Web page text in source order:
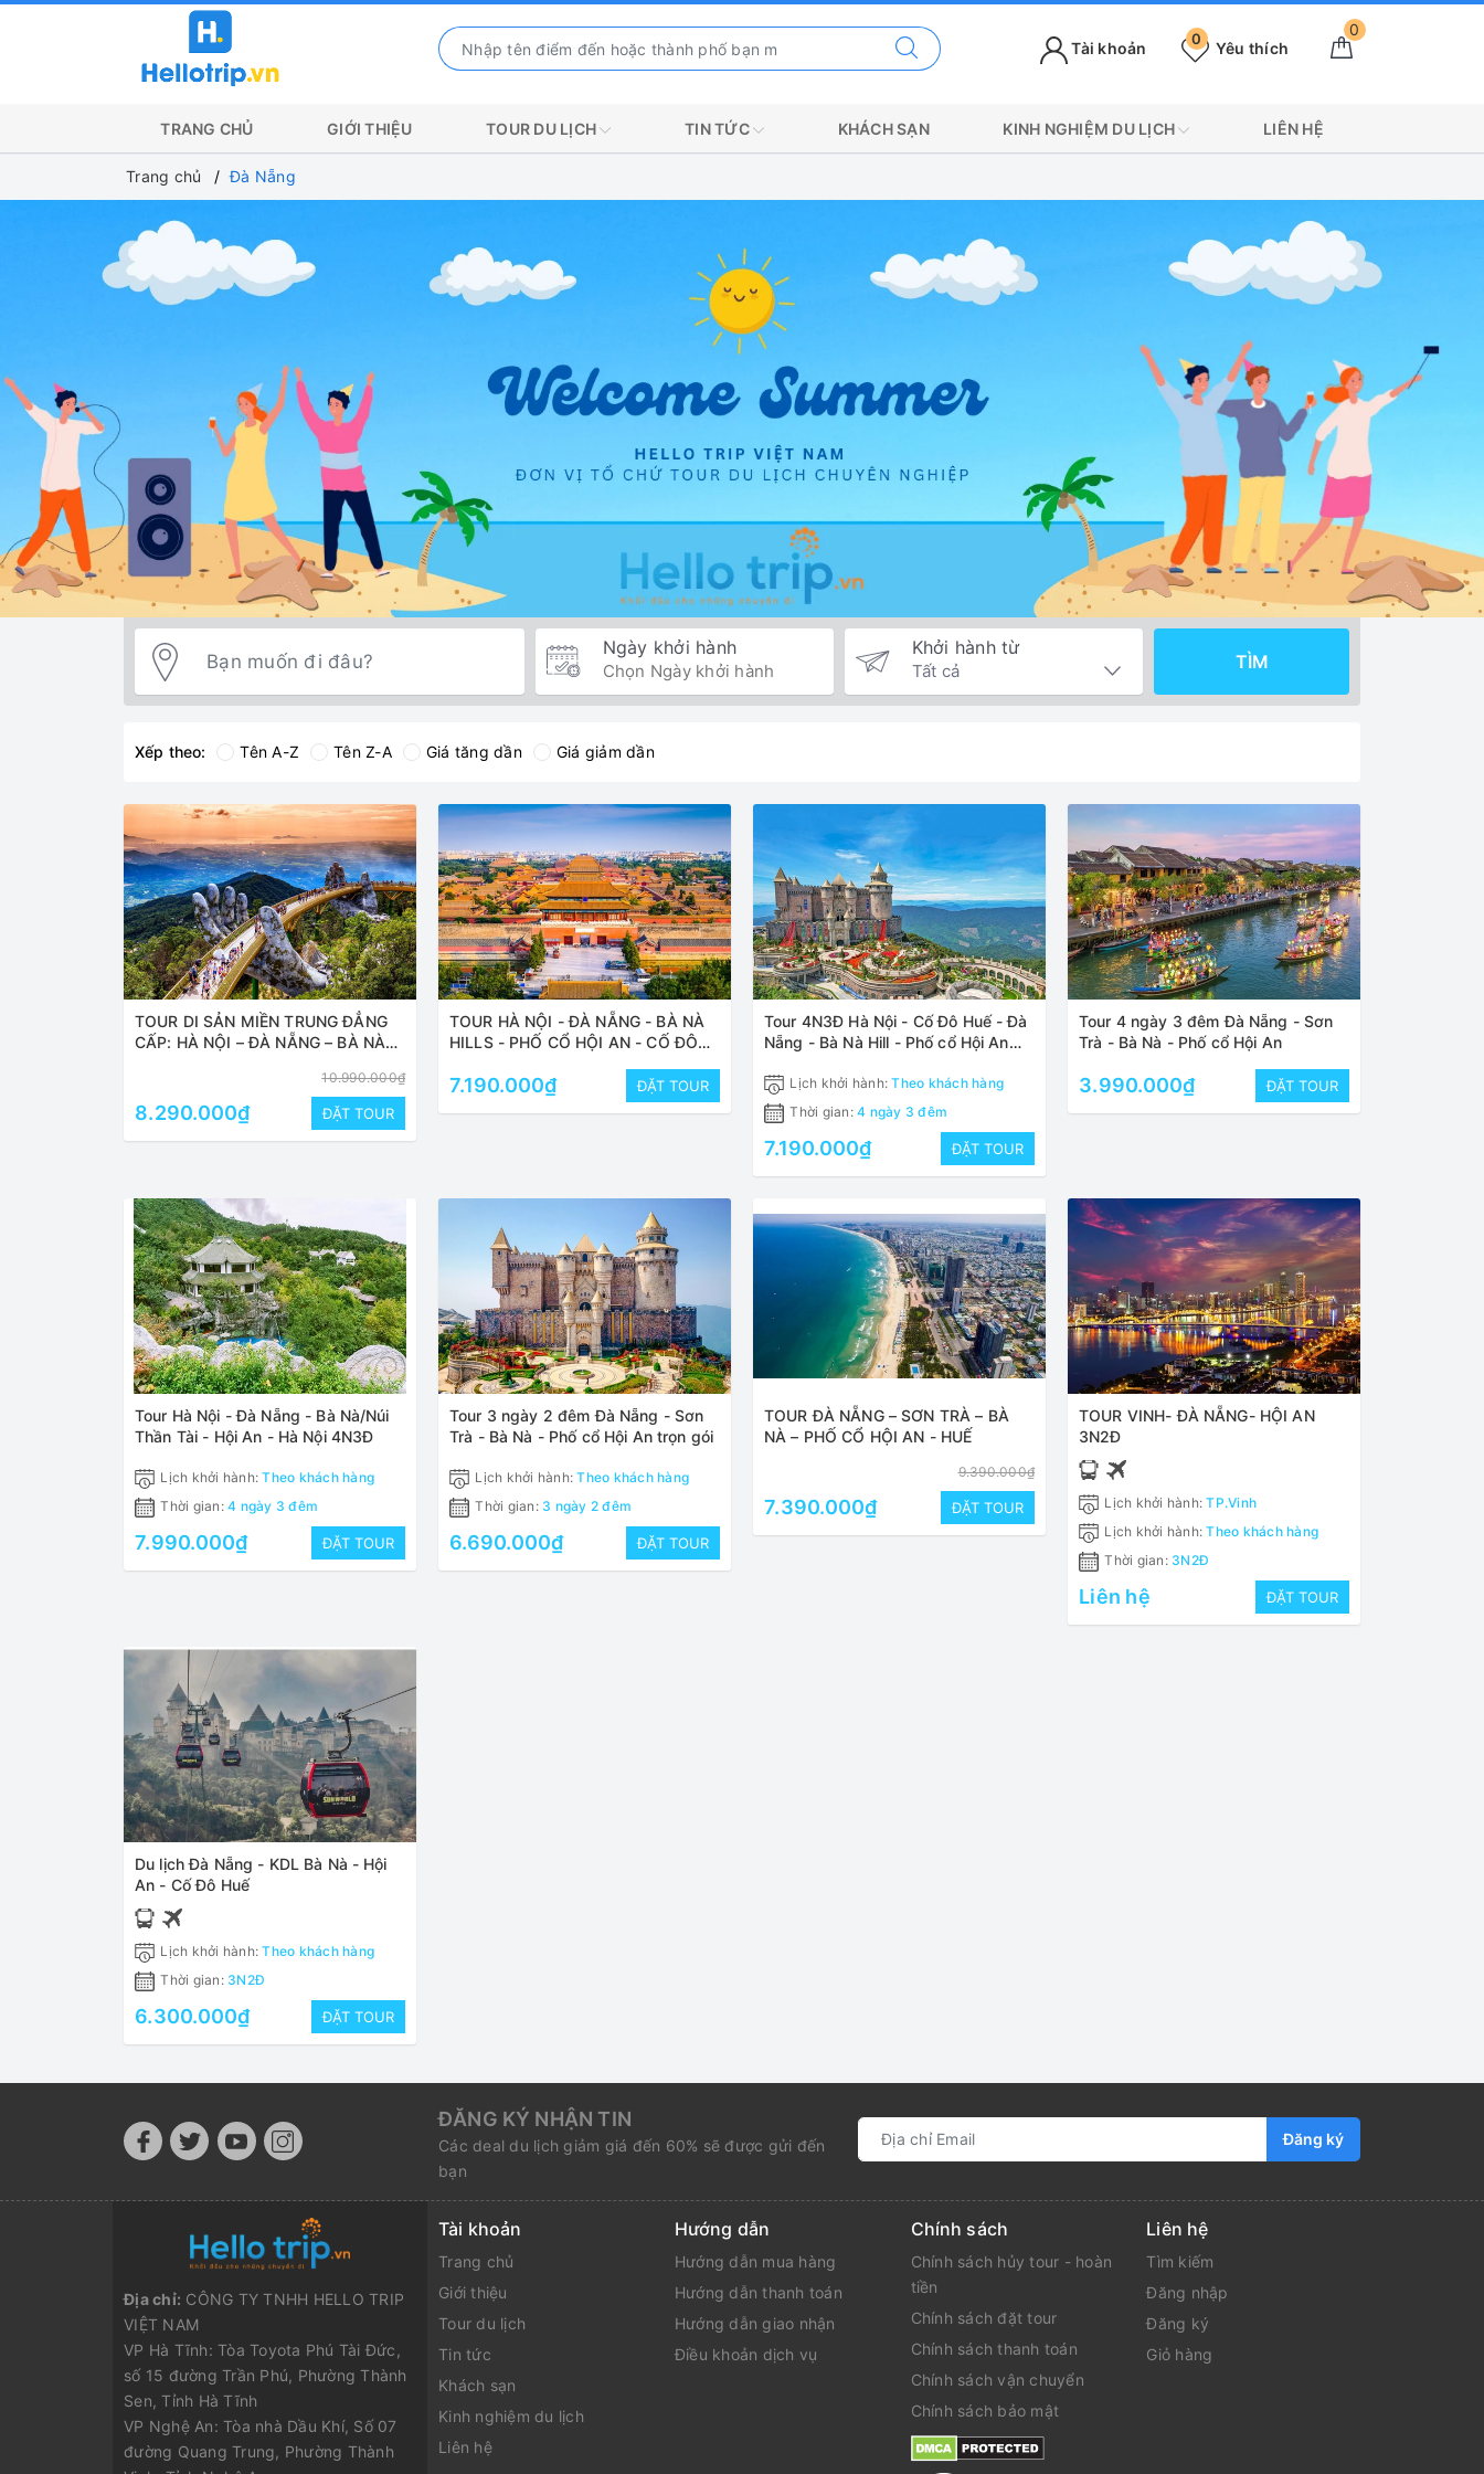
0
Yêu thích
0
Tài khoản
TRANG CHỦ GIỚI THIỆU TOUR DU LỊCH TIN TỨC KHÁCH SẠN KINH NGHIỆM DU LỊCH LIÊN HỆ
Trang chủ Đà Nẵng
Ngày khởi hành Khởi hành từ
TÌM
Xếp theo: Tên A-Z Tên Z-A Giá tăng dần Giá giảm dần
TOUR DI SẢN MIỀN TRUNG ĐẲNG
CẤP: HÀ NỘI – ĐÀ NẴNG – BÀ NÀ
10.990.000₫
8.290.000₫ ĐẶT TOUR
TOUR HÀ NỘI - ĐÀ NẴNG - BÀ NÀ
HILLS - PHỐ CỔ HỘI AN - CỐ ĐÔ
7.190.000₫ ĐẶT TOUR
Tour 4N3Đ Hà Nội - Cố Đô Huế - Đà
Nẵng - Bà Nà Hill - Phố cổ Hội An
Lịch khởi hành:Theo khách hàng
Thời gian: 4 ngày 3 đêm
7.190.000₫ ĐẶT TOUR
Tour 4 ngày 3 đêm Đà Nẵng - Sơn
Trà - Bà Nà - Phố cổ Hội An
3.990.000₫ ĐẶT TOUR
Tour Hà Nội - Đà Nẵng - Bà Nà/Núi
Thần Tài - Hội An - Hà Nội 4N3Đ
Lịch khởi hành:Theo khách hàng
Thời gian: 4 ngày 3 đêm
7.990.000₫ ĐẶT TOUR
Tour 3 ngày 2 đêm Đà Nẵng - Sơn
Trà - Bà Nà - Phố cổ Hội An trọn gói
Lịch khởi hành:Theo khách hàng
Thời gian: 3 ngày 2 đêm
6.690.000₫ ĐẶT TOUR
TOUR ĐÀ NẴNG – SƠN TRÀ – BÀ
NÀ – PHỐ CỔ HỘI AN - HUẾ
9.390.000₫
7.390.000₫ ĐẶT TOUR
TOUR VINH- ĐÀ NẴNG- HỘI AN
3N2Đ
Lịch khởi hành:TP.Vinh
Lịch khởi hành:Theo khách hàng
Thời gian: 3N2Đ
Liên hệ ĐẶT TOUR
Du lịch Đà Nẵng - KDL Bà Nà - Hội
An - Cố Đô Huế
Lịch khởi hành:Theo khách hàng
Thời gian: 3N2Đ
6.300.000₫ ĐẶT TOUR
ĐĂNG KÝ NHẬN TIN
Các deal du lịch giảm giá đến 60% sẽ được gửi đến
bạn
Đăng ký
Địa chỉ: CÔNG TY TNHH HELLO TRIP
VIỆT NAM
VP Hà Tĩnh: Tòa Toyota Phú Tài Đức,
số 15 đường Trần Phú, Phường Thành
Sen, Tỉnh Hà Tĩnh
VP Nghệ An: Tòa nhà Dầu Khí, Số 07
đường Quang Trung, Phường Thành
Tài khoản
Trang chủ
Giới thiệu
Tour du lịch
Tin tức
Khách sạn
Kinh nghiệm du lịch
Liên hệ
Hướng dẫn
Hướng dẫn mua hàng
Hướng dẫn thanh toán
Hướng dẫn giao nhận
Điều khoản dịch vụ
Chính sách
Chính sách hủy tour - hoàn
tiền
Chính sách đặt tour
Chính sách thanh toán
Chính sách vận chuyển
Chính sách bảo mật
Liên hệ
Tìm kiếm
Đăng nhập
Đăng ký
Giỏ hàng